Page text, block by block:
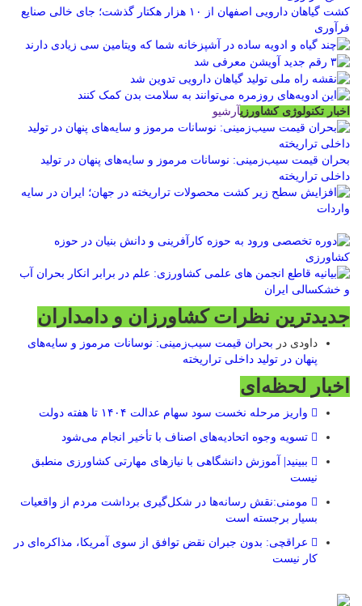
کشت گیاهان دارویی اصفهان از ۱۰ هزار هکتار گذشت؛ جای خالی صنایع
فرآوری
اخبار تکنولوژی کشاورزیآرشیو
بحران قیمت سیب‌زمینی: نوسانات مرموز و سایه‌های پنهان در تولید
داخلی تراریخته
جدیدترین نظرات کشاورزان و دامداران
داودی در بحران قیمت سیب‌زمینی: نوسانات مرموز و سایه‌های
پنهان در تولید داخلی تراریخته
اخبار لحظه‌ای
واریز مرحله نخست سود سهام عدالت ۱۴۰۴ تا هفته دولت
تسویه وجوه اتحادیه‌های اصناف با تأخیر انجام می‌شود
ببینید| آموزش دانشگاهی با نیازهای مهارتی کشاورزی منطبق
نیست
مومنی:نقش رسانه‌ها در شکل‌گیری برداشت مردم از واقعیات
بسیار برجسته است
عراقچی: بدون جبران نقض توافق از سوی آمریکا، مذاکره‌ای در
کار نیست